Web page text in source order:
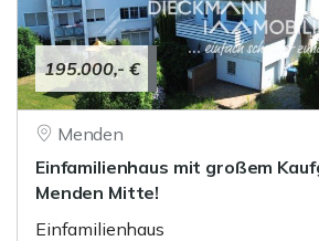
195.000,- €
Menden
Einfamilienhaus mit großem
Menden Mitte!
Einfamilienhaus